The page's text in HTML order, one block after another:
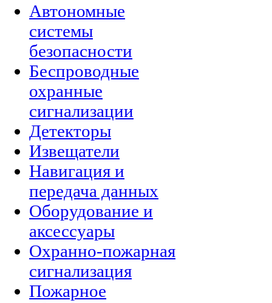
Автономные
системы
безопасности
Беспроводные
охранные
сигнализации
Детекторы
Извещатели
Навигация и
передача данных
Оборудование и
аксессуары
Охранно-пожарная
сигнализация
Пожарное